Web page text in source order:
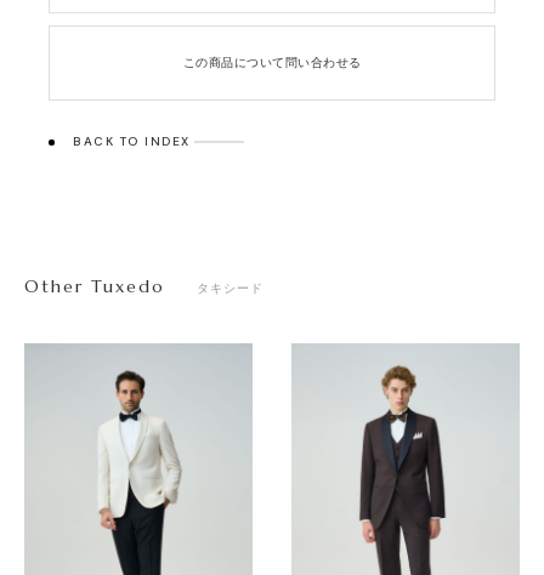
この商品について問い合わせる
BACK TO INDEX
Other Tuxedo タキシード